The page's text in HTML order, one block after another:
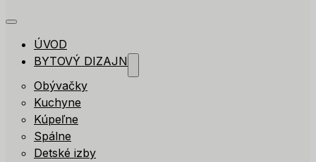
ÚVOD
BYTOVÝ DIZAJN
Obývačky
Kuchyne
Kúpeľne
Spálne
Detské izby